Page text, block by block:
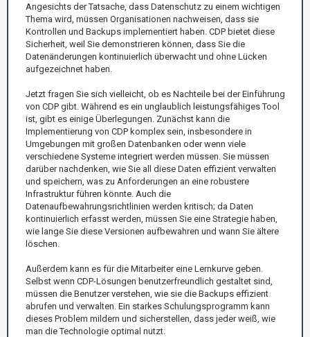
Angesichts der Tatsache, dass Datenschutz zu einem wichtigen
Thema wird, müssen Organisationen nachweisen, dass sie
Kontrollen und Backups implementiert haben. CDP bietet diese
Sicherheit, weil Sie demonstrieren können, dass Sie die
Datenänderungen kontinuierlich überwacht und ohne Lücken
aufgezeichnet haben.
Jetzt fragen Sie sich vielleicht, ob es Nachteile bei der Einführung
von CDP gibt. Während es ein unglaublich leistungsfähiges Tool
ist, gibt es einige Überlegungen. Zunächst kann die
Implementierung von CDP komplex sein, insbesondere in
Umgebungen mit großen Datenbanken oder wenn viele
verschiedene Systeme integriert werden müssen. Sie müssen
darüber nachdenken, wie Sie all diese Daten effizient verwalten
und speichern, was zu Anforderungen an eine robustere
Infrastruktur führen könnte. Auch die
Datenaufbewahrungsrichtlinien werden kritisch; da Daten
kontinuierlich erfasst werden, müssen Sie eine Strategie haben,
wie lange Sie diese Versionen aufbewahren und wann Sie ältere
löschen.
Außerdem kann es für die Mitarbeiter eine Lernkurve geben.
Selbst wenn CDP-Lösungen benutzerfreundlich gestaltet sind,
müssen die Benutzer verstehen, wie sie die Backups effizient
abrufen und verwalten. Ein starkes Schulungsprogramm kann
dieses Problem mildern und sicherstellen, dass jeder weiß, wie
man die Technologie optimal nutzt.